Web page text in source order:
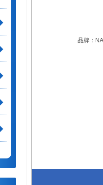
品牌：